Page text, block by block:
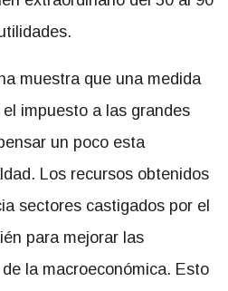
muestra que una medida
impuesto a las grandes
un poco esta
Los recursos obtenidos
sectores castigados por el
para mejorar las
la macroeconómica. Esto